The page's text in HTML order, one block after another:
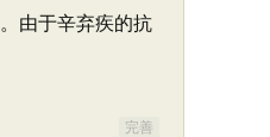
由于辛弃疾的抗
完善